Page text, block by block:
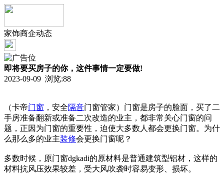
家饰商企动态
即将要买房子的你，这件事情一定要做!
2023-09-09 浏览:88
（卡帝门窗 ，安全隔音门窗管家）门窗是房子的脸面，买了二
手房准备翻新或准备二次改造的业主，都非常关心门窗的问
题，正因为门窗的重要性，迫使大多数人都会更换门窗。为什
么那么多的业主装修会更换门窗呢？
多数时候，原门窗dgkadi的原材料是普通建筑型铝材，这样的
材料抗风压效果较差，受大风吹袭时容易变形、损坏。